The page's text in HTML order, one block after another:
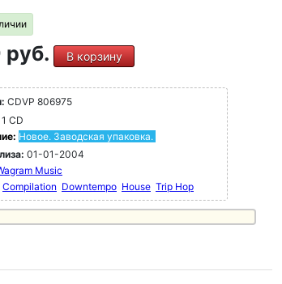
В корзину
CDVP 806975
1 CD
Новое. Заводская упаковка.
01-01-2004
Music
Compilation Downtempo House Trip Hop